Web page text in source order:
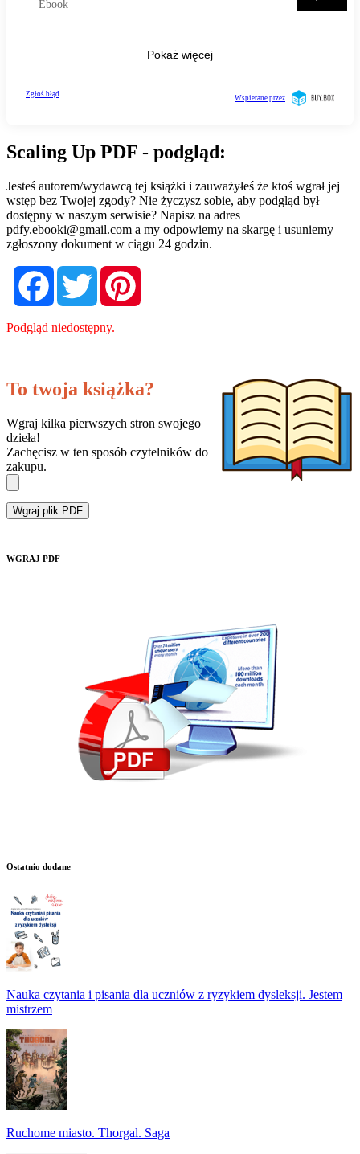
Scaling Up PDF - podgląd:
Jesteś autorem/wydawcą tej książki i zauważyłeś że ktoś wgrał jej
wstęp bez Twojej zgody? Nie życzysz sobie, aby podgląd był
dostępny w naszym serwisie? Napisz na adres
pdfy.ebooki@gmail.com a my odpowiemy na skargę i usuniemy
zgłoszony dokument w ciągu 24 godzin.
FacebookTwitter
Podgląd niedostępny.
To twoja książka?
Wgraj kilka pierwszych stron swojego
dzieła!
Zachęcisz w ten sposób czytelników do
zakupu.
Wgraj plik PDF
WGRAJ PDF
Ostatnio dodane
Nauka czytania i pisania dla uczniów z ryzykiem dysleksji. Jestem
mistrzem
Ruchome miasto. Thorgal. Saga